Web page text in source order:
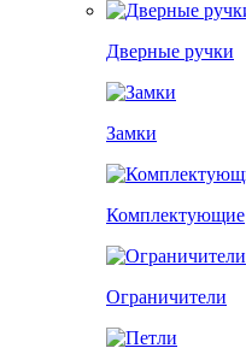
Дверные ручки
Замки
Комплектующие
Ограничители